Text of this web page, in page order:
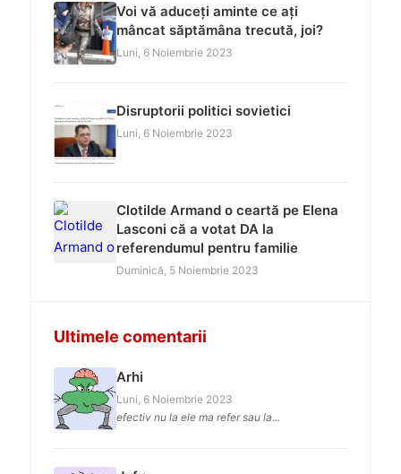
Voi vă aduceți aminte ce ați
mâncat săptămâna trecută, joi?
Luni, 6 Noiembrie 2023
Disruptorii politici sovietici
Luni, 6 Noiembrie 2023
Clotilde Armand o ceartă pe Elena
Lasconi că a votat DA la
referendumul pentru familie
Duminică, 5 Noiembrie 2023
Ultimele comentarii
Arhi
Luni, 6 Noiembrie 2023
efectiv nu la ele ma refer sau la...